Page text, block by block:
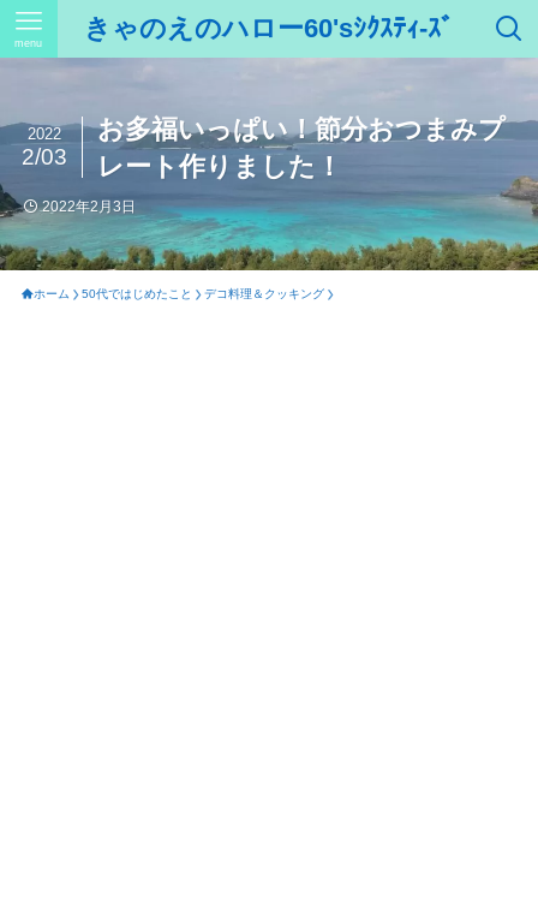
きゃのえのハロー60'sｼｸｽﾃｨ-ｽﾞ
menu
お多福いっぱい！節分おつまみプ
レート作りました！
2022
2/03
2022年2月3日
ホーム 50代ではじめたこと デコ料理＆クッキング